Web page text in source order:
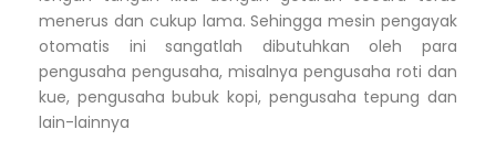
menerus dan cukup lama. Sehingga mesin pengayak
otomatis ini sangatlah dibutuhkan oleh para
pengusaha pengusaha, misalnya pengusaha roti dan
kue, pengusaha bubuk kopi, pengusaha tepung dan
lain-lainnya